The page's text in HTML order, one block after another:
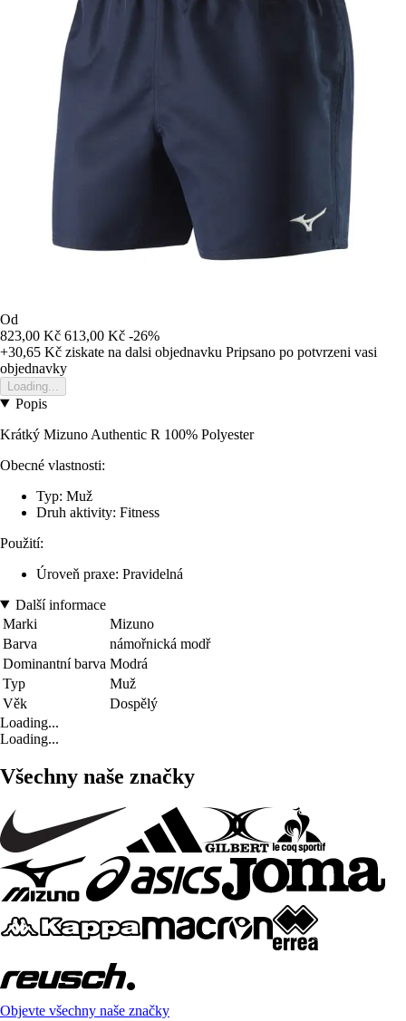
Od
823,00 Kč 613,00 Kč -26%
+30,65 Kč ziskate na dalsi objednavku Pripsano po potvrzeni vasi
objednavky
Loading...
Popis
Krátký Mizuno Authentic R 100% Polyester
Obecné vlastnosti:
Typ: Muž
Druh aktivity: Fitness
Použití:
Úroveň praxe: Pravidelná
Další informace
Marki
Mizuno
Barva
námořnická modř
Dominantní barva Modrá
Typ
Muž
Věk
Dospělý
Loading...
Loading...
Všechny naše značky
Objevte všechny naše značky